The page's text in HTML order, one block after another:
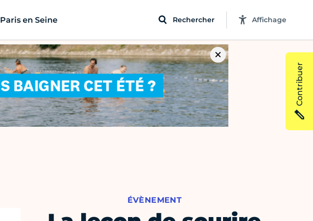
Paris en Seine Rechercher Affichage
ÉVÈNEMENT
Contribuer